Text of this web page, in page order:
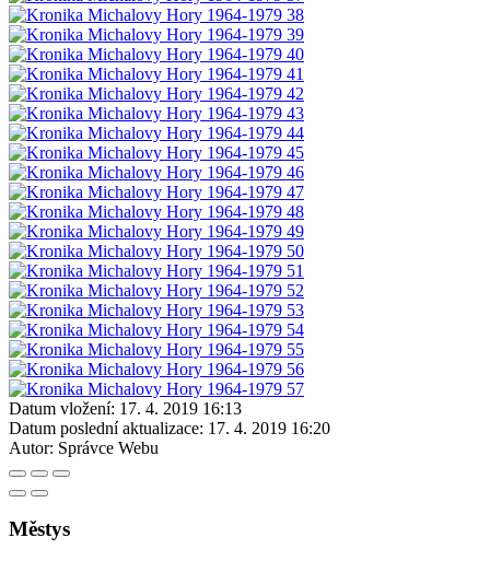
Datum vložení: 17. 4. 2019 16:13
Datum poslední aktualizace: 17. 4. 2019 16:20
Autor: Správce Webu
Městys